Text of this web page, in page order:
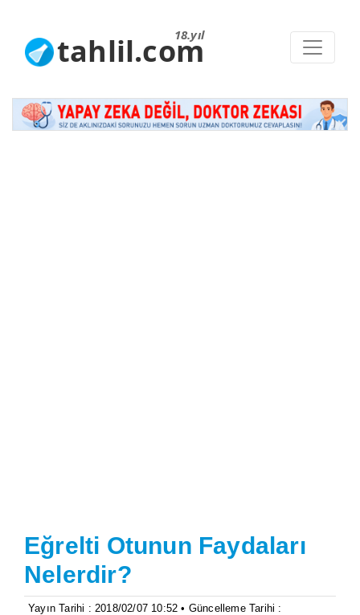
18.yıl
tahlil.com
Eğrelti Otunun Faydaları
Nelerdir?
Yayın Tarihi : 2018/02/07 10:52 • Güncelleme Tarihi :